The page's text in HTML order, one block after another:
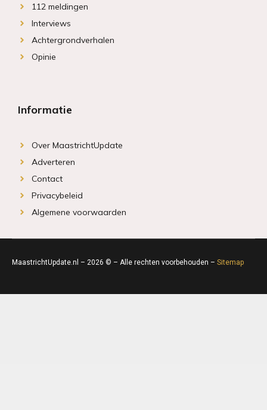
112 meldingen
Interviews
Achtergrondverhalen
Opinie
Informatie
Over MaastrichtUpdate
Adverteren
Contact
Privacybeleid
Algemene voorwaarden
MaastrichtUpdate.nl – 2026 © – Alle rechten voorbehouden – Sitemap